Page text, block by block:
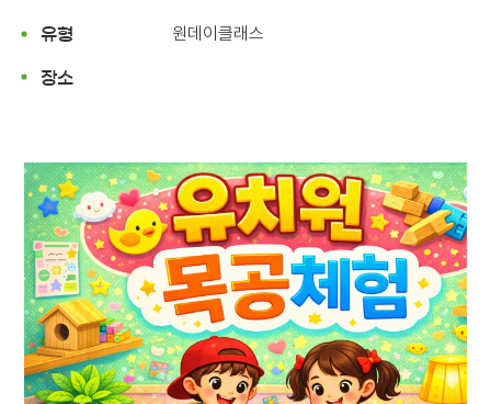
유형 원데이클래스
장소